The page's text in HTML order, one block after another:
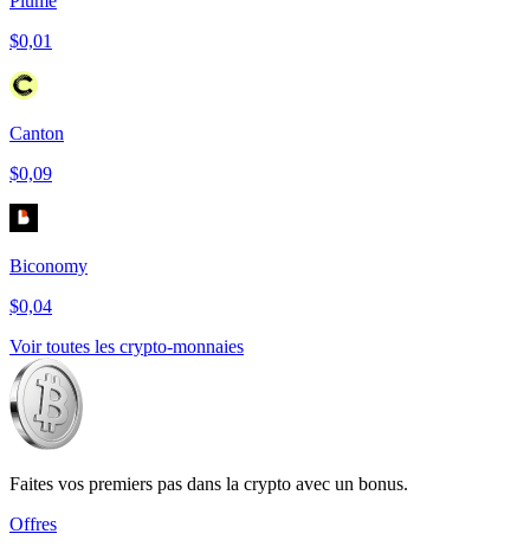
$0,01
Canton
$0,09
Biconomy
$0,04
Voir toutes les crypto-monnaies
Faites vos premiers pas dans la crypto avec un bonus.
Offres